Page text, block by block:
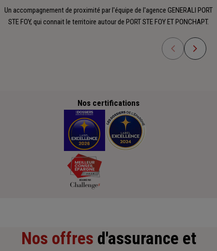
Un accompagnement de proximité par l'équipe de l'agence GENERALI PORT
STE FOY, qui connait le territoire autour de PORT STE FOY ET PONCHAPT.
Nos certifications
Nos offres d'assurance et